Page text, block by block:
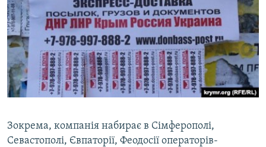
ІНФОГРАФІКА
ДОЛУЧАЙСЯ!
Усі сайти RFE/RL
Зокрема, компанія набирає в Сімферополі,
Севастополі, Євпаторії, Феодосії операторів-